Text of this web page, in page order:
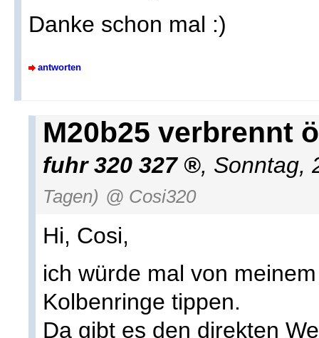
Danke schon mal :)
antworten
M20b25 verbrennt
fuhr 320 327 , Sonntag,
Tagen) @ Cosi320
Hi, Cosi,
ich würde mal von
Kolbenringe tippen.
Da gibt es den direkten